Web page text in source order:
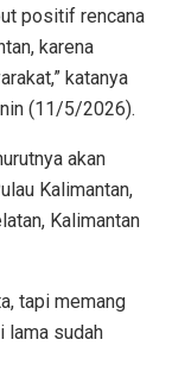
positif rencana
karena
katanya
(11/5/2026).
akan
Kalimantan,
Kalimantan
tapi memang
lama sudah